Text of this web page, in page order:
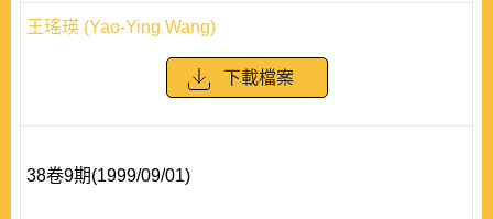
王瑤瑛 (Yao-Ying Wang)
下載檔案
38卷9期(1999/09/01)